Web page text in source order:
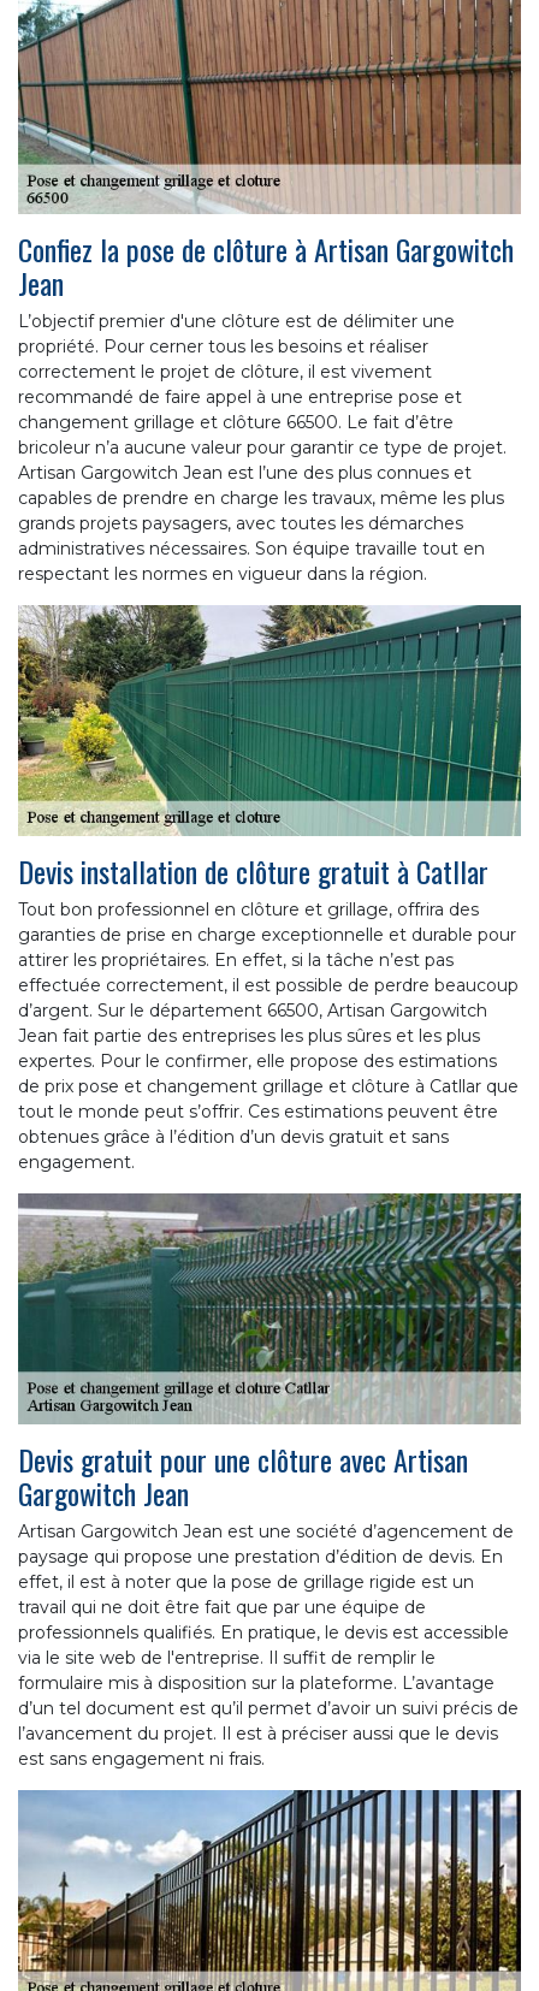
Confiez la pose de clôture à Artisan Gargowitch
Jean
L’objectif premier d'une clôture est de délimiter une
propriété. Pour cerner tous les besoins et réaliser
correctement le projet de clôture, il est vivement
recommandé de faire appel à une entreprise pose et
changement grillage et clôture 66500. Le fait d’être
bricoleur n’a aucune valeur pour garantir ce type de projet.
Artisan Gargowitch Jean est l’une des plus connues et
capables de prendre en charge les travaux, même les plus
grands projets paysagers, avec toutes les démarches
administratives nécessaires. Son équipe travaille tout en
respectant les normes en vigueur dans la région.
Devis installation de clôture gratuit à Catllar
Tout bon professionnel en clôture et grillage, offrira des
garanties de prise en charge exceptionnelle et durable pour
attirer les propriétaires. En effet, si la tâche n’est pas
effectuée correctement, il est possible de perdre beaucoup
d’argent. Sur le département 66500, Artisan Gargowitch
Jean fait partie des entreprises les plus sûres et les plus
expertes. Pour le confirmer, elle propose des estimations
de prix pose et changement grillage et clôture à Catllar que
tout le monde peut s’offrir. Ces estimations peuvent être
obtenues grâce à l’édition d’un devis gratuit et sans
engagement.
Devis gratuit pour une clôture avec Artisan
Gargowitch Jean
Artisan Gargowitch Jean est une société d’agencement de
paysage qui propose une prestation d’édition de devis. En
effet, il est à noter que la pose de grillage rigide est un
travail qui ne doit être fait que par une équipe de
professionnels qualifiés. En pratique, le devis est accessible
via le site web de l'entreprise. Il suffit de remplir le
formulaire mis à disposition sur la plateforme. L’avantage
d’un tel document est qu’il permet d’avoir un suivi précis de
l’avancement du projet. Il est à préciser aussi que le devis
est sans engagement ni frais.